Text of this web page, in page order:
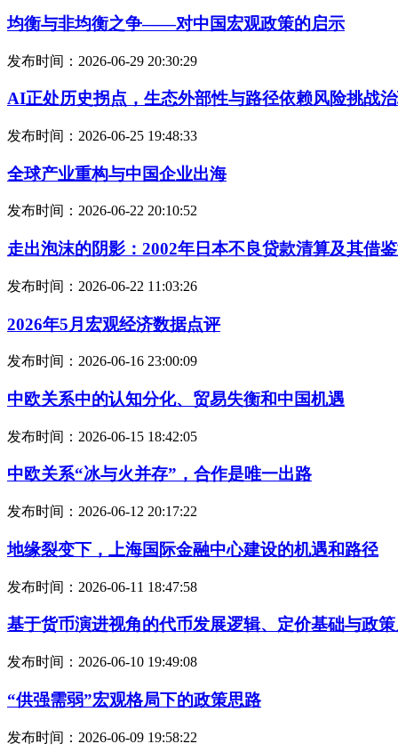
均衡与非均衡之争——对中国宏观政策的启示
发布时间：2026-06-29 20:30:29
AI正处历史拐点，生态外部性与路径依赖风险挑战
发布时间：2026-06-25 19:48:33
全球产业重构与中国企业出海
发布时间：2026-06-22 20:10:52
走出泡沫的阴影：2002年日本不良贷款清算及其借
发布时间：2026-06-22 11:03:26
2026年5月宏观经济数据点评
发布时间：2026-06-16 23:00:09
中欧关系中的认知分化、贸易失衡和中国机遇
发布时间：2026-06-15 18:42:05
中欧关系“冰与火并存”，合作是唯一出路
发布时间：2026-06-12 20:17:22
地缘裂变下，上海国际金融中心建设的机遇和路径
发布时间：2026-06-11 18:47:58
基于货币演进视角的代币发展逻辑、定价基础与政
发布时间：2026-06-10 19:49:08
“供强需弱”宏观格局下的政策思路
发布时间：2026-06-09 19:58:22